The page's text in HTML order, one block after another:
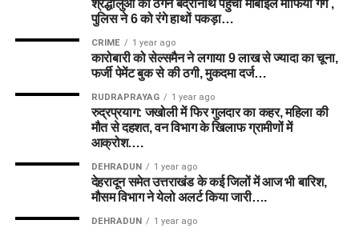
श्रद्धालुओं को ठगने बद्रीनाथ पहुंचा मोबाइल माफिया गैंग ,
पुलिस ने 6 को रंगे हाथों पकड़ा…
CRIME 1 year ago
कारोबारी को सेल्समैन ने लगाया 9 लाख से ज्यादा का चूना,
फर्जी पेमेंट बुक से की ठगी, मुकदमा दर्ज…
RUDRAPRAYAG 1 year ago
रुद्रप्रयाग: जखोली में फिर गुलदार का कहर, महिला की
मौत से दहशत, वन विभाग के खिलाफ ग्रामीणों में
आक्रोश….
DEHRADUN 1 year ago
देहरादून समेत उत्तराखंड के कई जिलों में आज भी बारिश,
मौसम विभाग ने येलो अलर्ट किया जारी….
DEHRADUN 1 year ago